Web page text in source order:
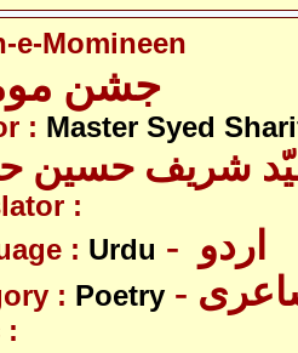
e-Momineen
: Master Syed
شریف حسین
:
: Urdu
: Poetry
: